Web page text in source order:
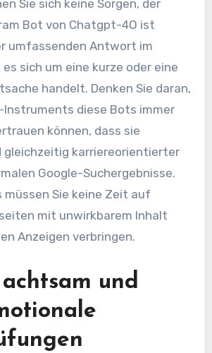
Sie sich keine Sorgen, der
Bot von Chatgpt-4O ist
umfassenden Antwort im
sich um eine kurze oder eine
handelt. Denken Sie daran,
Instruments diese Bots immer
können, dass sie
gleichzeitig karriereorientierter
Google-Suchergebnisse.
müssen Sie keine Zeit auf
mit unwirkbarem Inhalt
Anzeigen verbringen.
und